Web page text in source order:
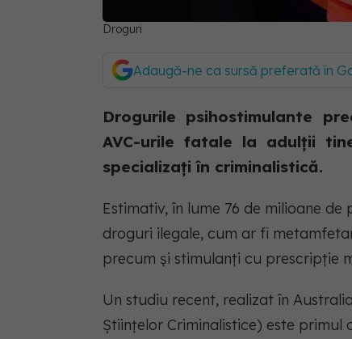
Droguri
Adaugă-ne ca sursă preferată în
Drogurile psihostimulante
AVC-urile fatale la adulții
specializați în criminalistică.
Estimativ, în lume 76 de milioane
droguri ilegale, cum ar fi
precum și stimulanți cu prescripție
Un studiu recent, realizat în
Științelor Criminalistice) este